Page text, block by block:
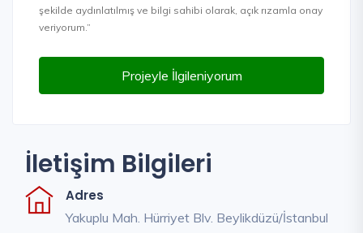
şekilde aydınlatılmış ve bilgi sahibi olarak, açık rızamla onay
veriyorum.”
Projeyle İlgileniyorum
İletişim Bilgileri
Adres
Yakuplu Mah. Hürriyet Blv. Beylikdüzü/İstanbul